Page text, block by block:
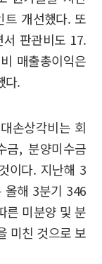
개선했다. 또
판관비도 17.
매출총이익은
다.
손상각비는 회
금, 분양미수금
이다. 지난해 3
올해 3분기 346
른 미분양 및 분
미친 것으로 보